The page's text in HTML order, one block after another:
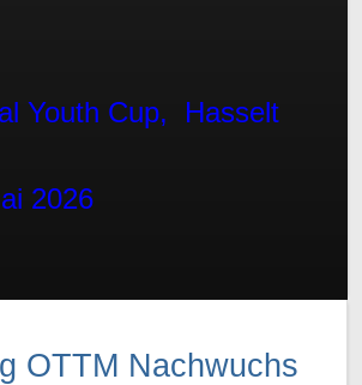
Youth Cup, Hasselt
2026
OTTM Nachwuchs